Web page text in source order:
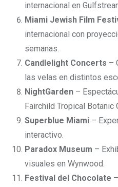
internacional en
Miami Jewish Film
internacional con
semanas.
Candlelight Concerts –
las velas en distintos
NightGarden –
Fairchild Tropical Botanic
Superblue Miami –
interactivo.
Paradox Museum –
visuales en Wynwood.
Festival del Chocolate